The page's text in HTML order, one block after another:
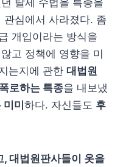
심에서 사라졌다. 좀
개입이라는 방식을
고 정책에 영향을 미
는지에 관한 대법원
로하는 특종을 내보냈
미미하다. 자신들도 후
대법원판사들이 옷을